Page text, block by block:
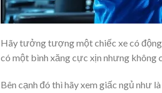
Hãy tưởng tượng một chiếc xe có động
có một bình xăng cực xịn nhưng không
Bên cạnh đó thì hãy xem giấc ngủ như